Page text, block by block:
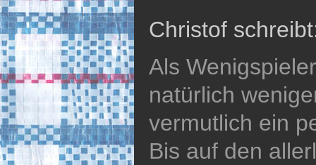
Christof
Als
natürlich
vermutlich ein
Bis auf den